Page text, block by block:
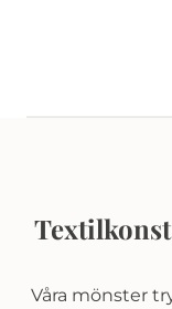
Våra mönster